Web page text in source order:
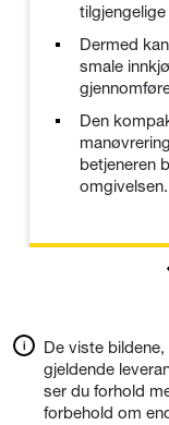
Dermed
smale
Den
betjeneren
omgivelsen.
De viste
gjeldende
ser du forhold
forbehold om